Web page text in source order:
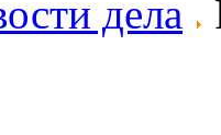
дела